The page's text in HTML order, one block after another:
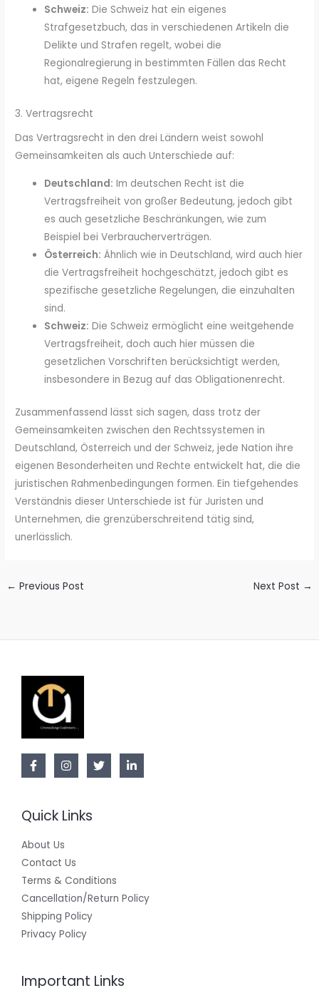
Schweiz: Die Schweiz hat ein eigenes
Strafgesetzbuch, das in verschiedenen Artikeln die
Delikte und Strafen regelt, wobei die
Regionalregierung in bestimmten Fällen das Recht
hat, eigene Regeln festzulegen.
3. Vertragsrecht
Das Vertragsrecht in den drei Ländern weist sowohl
Gemeinsamkeiten als auch Unterschiede auf:
Deutschland: Im deutschen Recht ist die
Vertragsfreiheit von großer Bedeutung, jedoch gibt
es auch gesetzliche Beschränkungen, wie zum
Beispiel bei Verbraucherverträgen.
Österreich: Ähnlich wie in Deutschland, wird auch hier
die Vertragsfreiheit hochgeschätzt, jedoch gibt es
spezifische gesetzliche Regelungen, die einzuhalten
sind.
Schweiz: Die Schweiz ermöglicht eine weitgehende
Vertragsfreiheit, doch auch hier müssen die
gesetzlichen Vorschriften berücksichtigt werden,
insbesondere in Bezug auf das Obligationenrecht.
Zusammenfassend lässt sich sagen, dass trotz der
Gemeinsamkeiten zwischen den Rechtssystemen in
Deutschland, Österreich und der Schweiz, jede Nation ihre
eigenen Besonderheiten und Rechte entwickelt hat, die die
juristischen Rahmenbedingungen formen. Ein tiefgehendes
Verständnis dieser Unterschiede ist für Juristen und
Unternehmen, die grenzüberschreitend tätig sind,
unerlässlich.
← Previous Post Next Post →
Quick Links
About Us
Contact Us
Terms & Conditions
Cancellation/Return Policy
Shipping Policy
Privacy Policy
Important Links